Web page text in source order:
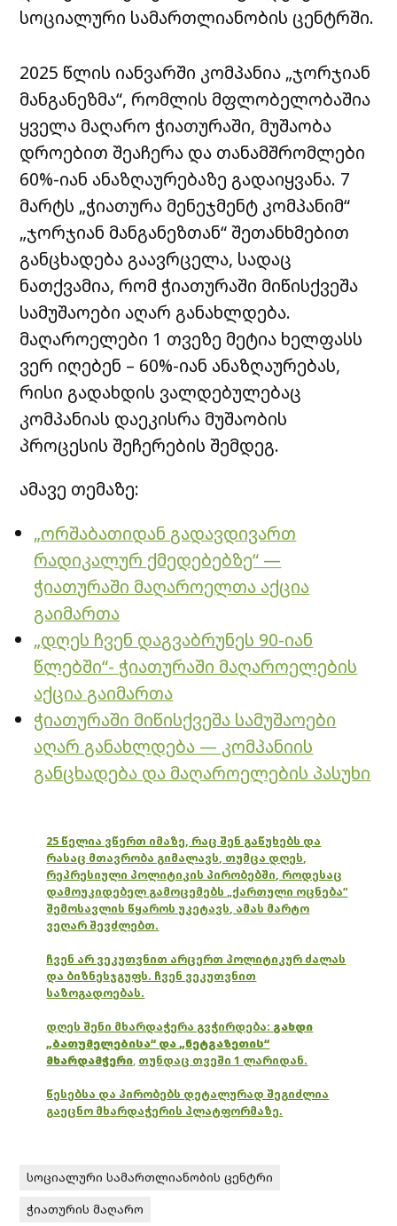
სოციალური სამართლიანობის ცენტრში.
2025 წლის იანვარში კომპანია „ჯორჯიან
მანგანეზმა“, რომლის მფლობელობაშია
ყველა მაღარო ჭიათურაში, მუშაობა
დროებით შეაჩერა და თანამშრომლები
60%-იან ანაზღაურებაზე გადაიყვანა. 7
მარტს „ჭიათურა მენეჯმენტ კომპანიმ“
„ჯორჯიან მანგანეზთან“ შეთანხმებით
განცხადება გაავრცელა, სადაც
ნათქვამია, რომ ჭიათურაში მიწისქვეშა
სამუშაოები აღარ განახლდება.
მაღაროელები 1 თვეზე მეტია ხელფასს
ვერ იღებენ – 60%-იან ანაზღაურებას,
რისი გადახდის ვალდებულებაც
კომპანიას დაეკისრა მუშაობის
პროცესის შეჩერების შემდეგ.
ამავე თემაზე:
„ორშაბათიდან გადავდივართ
რადიკალურ ქმედებებზე“ —
ჭიათურაში მაღაროელთა აქცია
გაიმართა
„დღეს ჩვენ დაგვაბრუნეს 90-იან
წლებში“- ჭიათურაში მაღაროელების
აქცია გაიმართა
ჭიათურაში მიწისქვეშა სამუშაოები
აღარ განახლდება — კომპანიის
განცხადება და მაღაროელების პასუხი
25 წელია ვწერთ იმაზე, რაც შენ გაწუხებს და
რასაც მთავრობა გიმალავს, თუმცა დღეს,
რეპრესიული პოლიტიკის პირობებში, როდესაც
დამოუკიდებელ გამოცემებს „ქართული ოცნება“
შემოსავლის წყაროს უკეტავს, ამას მარტო
ვეღარ შევძლებთ.
ჩვენ არ ვეკუთვნით არცერთ პოლიტიკურ ძალას
და ბიზნესჯგუფს. ჩვენ ვეკუთვნით
საზოგადოებას.
დღეს შენი მხარდაჭერა გვჭირდება: გახდი
„ბათუმელებისა“ და „ნეტგაზეთის“
მხარდამჭერი, თუნდაც თვეში 1 ლარიდან.
წესებსა და პირობებს დეტალურად შეგიძლია
გაეცნო მხარდაჭერის პლატფორმაზე.
სოციალური სამართლიანობის ცენტრი
ჭიათურის მაღარო